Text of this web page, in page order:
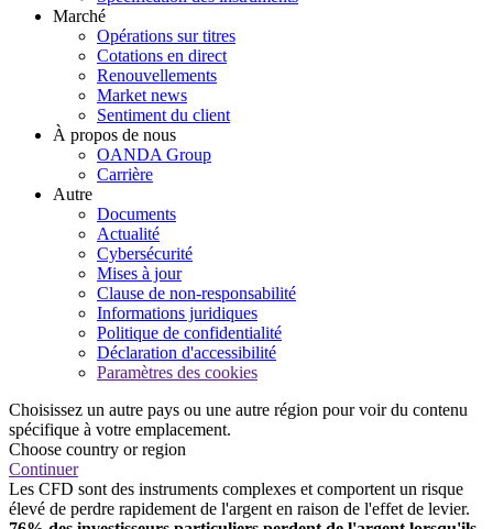
Marché
Opérations sur titres
Cotations en direct
Renouvellements
Market news
Sentiment du client
À propos de nous
OANDA Group
Carrière
Autre
Documents
Actualité
Cybersécurité
Mises à jour
Clause de non-responsabilité
Informations juridiques
Politique de confidentialité
Déclaration d'accessibilité
Paramètres des cookies
Choisissez un autre pays ou une autre région pour voir du contenu
spécifique à votre emplacement.
Choose country or region
Continuer
Les CFD sont des instruments complexes et comportent un risque
élevé de perdre rapidement de l'argent en raison de l'effet de levier.